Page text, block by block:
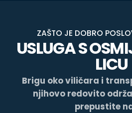
ZAŠTO JE DOBRO
USLUGA S
LICU
Brigu oko viličara i
njihovo redovito
prepustite